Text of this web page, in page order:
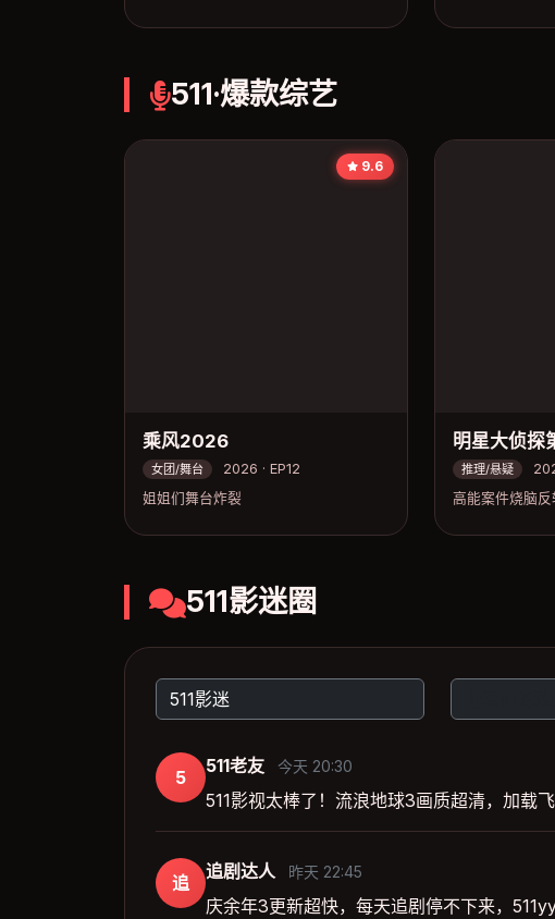
511·爆款综艺
9.6
乘风2026
女团/舞台
2026 · EP12
姐姐们舞台炸裂
明星大侦探
推理/悬疑
高能案件烧脑反
511影迷圈
5
511老友 今天 20:30
511影视太棒了！流浪地球3画质超清，加载飞
追
追剧达人 昨天 22:45
庆余年3更新超快，每天追剧停不下来，